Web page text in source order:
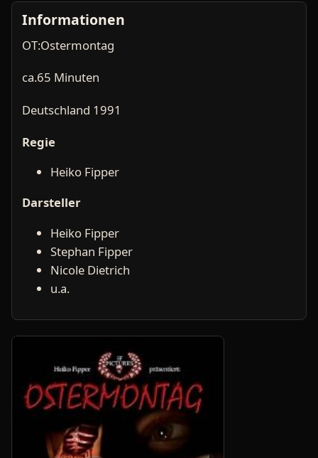
Informationen
OT:Ostermontag
ca.65 Minuten
Deutschland 1991
Regie
Heiko Fipper
Darsteller
Heiko Fipper
Stephan Fipper
Nicole Dietrich
u.a.